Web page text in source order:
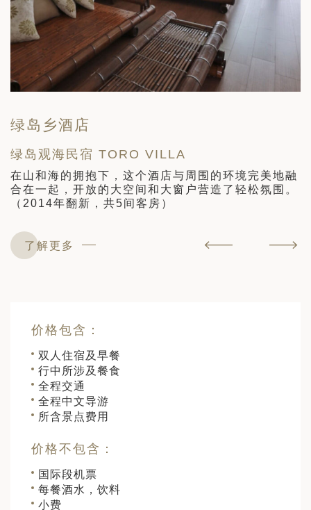
绿岛乡酒店
绿岛观海民宿 TORO VILLA
在山和海的拥抱下，这个酒店与周围的环境完美地融
合在一起，开放的大空间和大窗户营造了轻松氛围。
（2014年翻新，共5间客房）
了解更多
价格包含：
双人住宿及早餐
行中所涉及餐食
全程交通
全程中文导游
所含景点费用
价格不包含：
国际段机票
每餐酒水，饮料
小费